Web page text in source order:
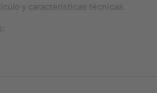
y características técnicas.